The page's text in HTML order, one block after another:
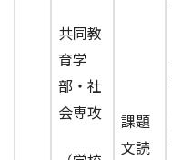
共同教
育学
部・社
会専攻
課題
文読